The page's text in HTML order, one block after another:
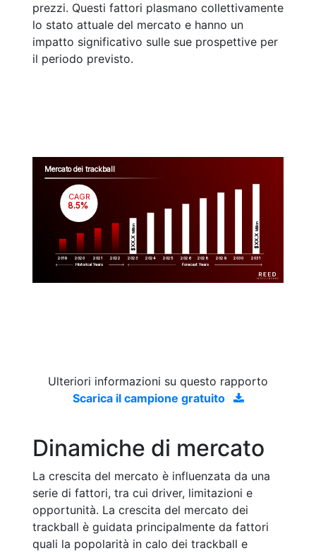
prezzi. Questi fattori plasmano collettivamente
lo stato attuale del mercato e hanno un
impatto significativo sulle sue prospettive per
il periodo previsto.
Mercato dei trackball
2019 2020 2021 2022 2023 2024 2025 2026 2028 2029 2030 2031
$XX.X
Million
$XX.X
Million
CAGR
8.5%
Historical Years Forecast Years
Ulteriori informazioni su questo rapporto
Scarica il campione gratuito
Dinamiche di mercato
La crescita del mercato è influenzata da una
serie di fattori, tra cui driver, limitazioni e
opportunità. La crescita del mercato dei
trackball è guidata principalmente da fattori
quali la popolarità in calo dei trackball e